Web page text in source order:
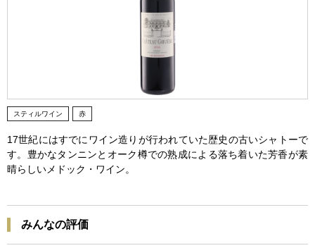
スティルワイン 赤
17世紀にはすでにワイン造りが行われていた歴史の古いシャトーで
す。豊かなタンニンとオーク樽での熟成による落ち着いた芳香が素
晴らしいメドック・ワイン。
みんなの評価